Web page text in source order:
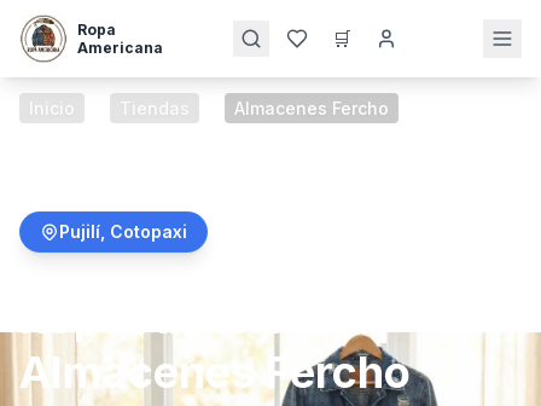
Ropa
Americana
🛒
Inicio Tiendas Almacenes Fercho
Pujilí Cotopaxi
Almacenes Fercho